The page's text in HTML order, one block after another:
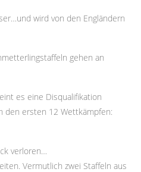
wird von den Engländern
gehen an
es eine Disqualifikation
den ersten 12 Wettkämpfen:
verloren…
Vermutlich zwei Staffeln aus